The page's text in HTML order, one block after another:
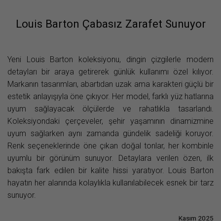
Louis Barton Çabasız Zarafet Sunuyor
Yeni Louis Barton koleksiyonu, dingin çizgilerle modern
detayları bir araya getirerek günlük kullanımı özel kılıyor.
Markanın tasarımları, abartıdan uzak ama karakteri güçlü bir
estetik anlayışıyla öne çıkıyor. Her model, farklı yüz hatlarına
uyum sağlayacak ölçülerde ve rahatlıkla tasarlandı.
Koleksiyondaki çerçeveler, şehir yaşamının dinamizmine
uyum sağlarken aynı zamanda gündelik sadeliği koruyor.
Renk seçeneklerinde öne çıkan doğal tonlar, her kombinle
uyumlu bir görünüm sunuyor. Detaylara verilen özen, ilk
bakışta fark edilen bir kalite hissi yaratıyor. Louis Barton
hayatın her alanında kolaylıkla kullanılabilecek esnek bir tarz
sunuyor.
Kasım 2025